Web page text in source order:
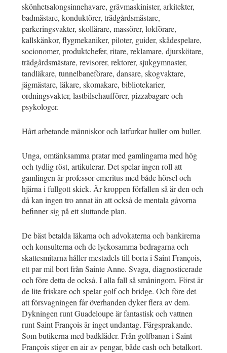
skönhetsalongsinnehavare, grävmaskinister, arkitekter,
badmästare, konduktörer, trädgårdsmästare,
parkeringsvakter, skollärare, massörer, lokförare,
kallskänkor, flygmekaniker, piloter, guider, skådespelare,
socionomer, produktchefer, ritare, reklamare, djurskötare,
trädgårdsmästare, revisorer, rektorer, sjukgymnaster,
tandläkare, tunnelbaneförare, dansare, skogvaktare,
jägmästare, läkare, skomakare, bibliotekarier,
ordningsvakter, lastbilschaufförer, pizzabagare och
psykologer.
Hårt arbetande människor och latfurkar huller om buller.
Unga, omtänksamma pratar med gamlingarna med hög
och tydlig röst, artikulerar. Det spelar ingen roll att
gamlingen är professor emeritus med både hörsel och
hjärna i fullgott skick. Är kroppen förfallen så är den och
då kan ingen tro annat än att också de mentala gåvorna
befinner sig på ett sluttande plan.
De bäst betalda läkarna och advokaterna och bankirerna
och konsulterna och de lyckosamma bedragarna och
skattesmitarna håller mestadels till borta i Saint François,
ett par mil bort från Sainte Anne. Svaga, diagnosticerade
och före detta de också. I alla fall så småningom. Först är
de lite friskare och spelar golf och bridge. Och före det
att försvagningen får överhanden dyker flera av dem.
Dykningen runt Guadeloupe är fantastisk och vattnen
runt Saint François är inget undantag. Färgsprakande.
Som butikerna med badkläder. Från golfbanan i Saint
François stiger en air av pengar, både cash och betalkort.